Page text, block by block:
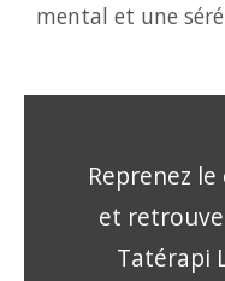
mental et une
Reprenez
et
Tatérapi